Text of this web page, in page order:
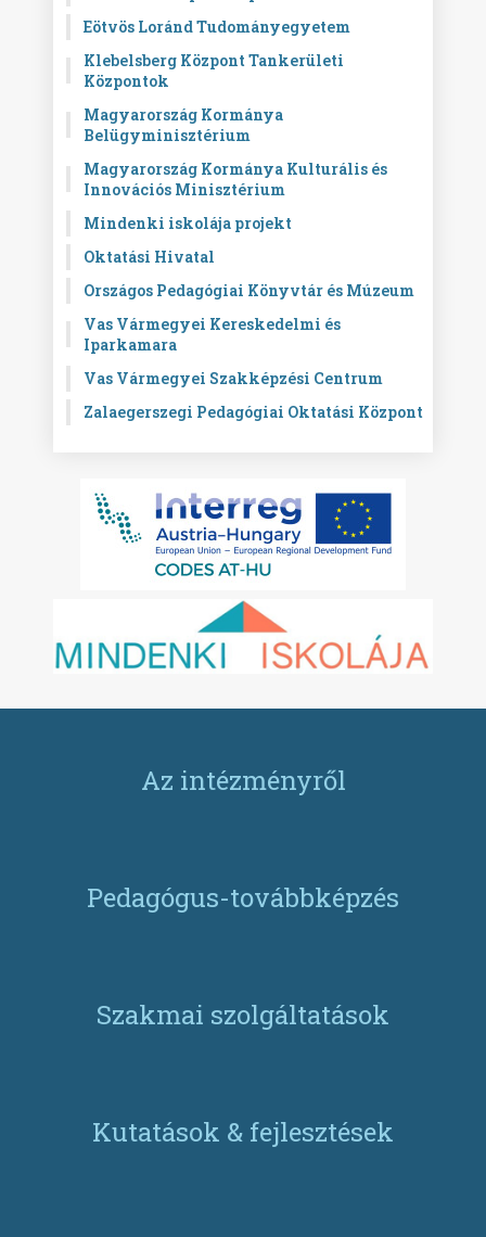
Eötvös Loránd Tudományegyetem
Klebelsberg Központ Tankerületi
Központok
Magyarország Kormánya
Belügyminisztérium
Magyarország Kormánya Kulturális és
Innovációs Minisztérium
Mindenki iskolája projekt
Oktatási Hivatal
Országos Pedagógiai Könyvtár és Múzeum
Vas Vármegyei Kereskedelmi és
Iparkamara
Vas Vármegyei Szakképzési Centrum
Zalaegerszegi Pedagógiai Oktatási Központ
Az intézményről
Pedagógus-továbbképzés
Szakmai szolgáltatások
Kutatások & fejlesztések